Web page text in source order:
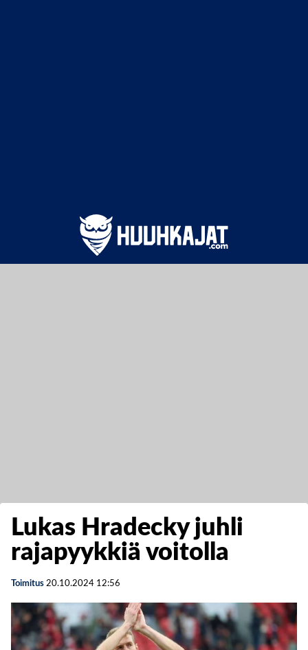
Lukas Hradecky juhli
rajapyykkiä voitolla
Toimitus 20.10.2024 12:56